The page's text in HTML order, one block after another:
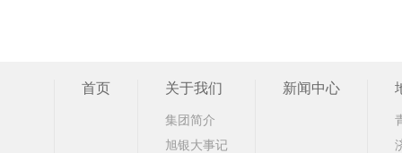
首页 关于我们
集团简介
旭银大事记
新闻中心